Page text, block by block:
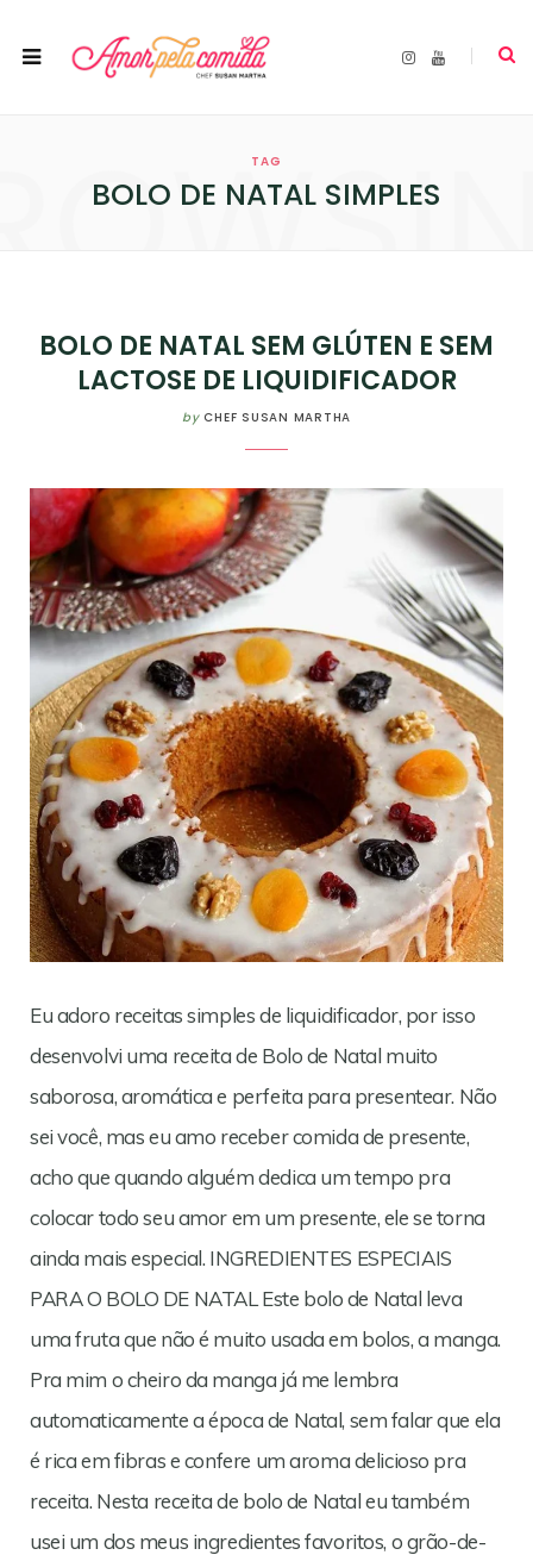
I
Y
TAG
BOLO DE NATAL SIMPLES
BOLO DE NATAL SEM GLÚTEN E SEM
LACTOSE DE LIQUIDIFICADOR
by CHEF SUSAN MARTHA
Eu adoro receitas simples de liquidificador, por isso
desenvolvi uma receita de Bolo de Natal muito
saborosa, aromática e perfeita para presentear. Não
sei você, mas eu amo receber comida de presente,
acho que quando alguém dedica um tempo pra
colocar todo seu amor em um presente, ele se torna
ainda mais especial. INGREDIENTES ESPECIAIS
PARA O BOLO DE NATAL Este bolo de Natal leva
uma fruta que não é muito usada em bolos, a manga.
Pra mim o cheiro da manga já me lembra
automaticamente a época de Natal, sem falar que ela
é rica em fibras e confere um aroma delicioso pra
receita. Nesta receita de bolo de Natal eu também
usei um dos meus ingredientes favoritos, o grão-de-